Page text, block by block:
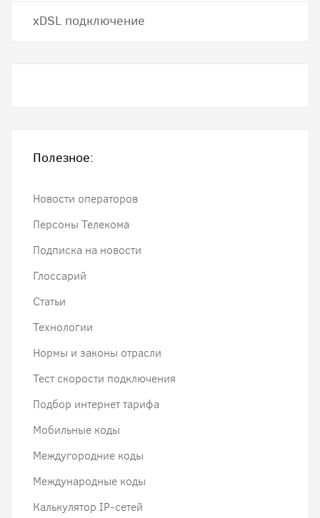
хDSL подключение
Полезное:
Новости операторов
Персоны Телекома
Подписка на новости
Глоссарий
Статьи
Технологии
Нормы и законы отрасли
Тест скорости подключения
Подбор интернет тарифа
Мобильные коды
Междугородние коды
Международные коды
Калькулятор IP-сетей